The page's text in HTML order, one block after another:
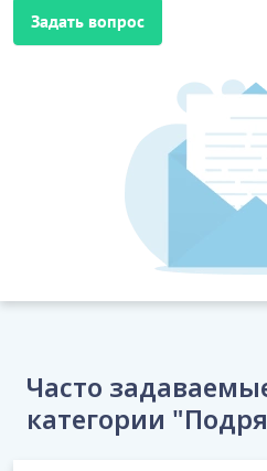
(конечный срок).
Альтернативный вариант
предварительная оплата):
Срок выполнения
приступить к
_____
рабочих
Заказчиком
соответствии с
(начальный срок) и
года
Задать вопрос
Часто
категории